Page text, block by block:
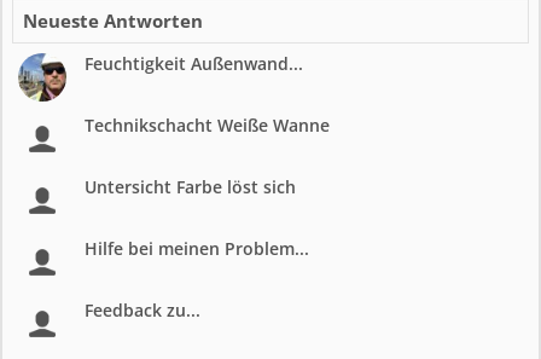
Neueste Antworten
Feuchtigkeit Außenwand...
Technikschacht Weiße Wanne
Untersicht Farbe löst sich
Hilfe bei meinen Problem...
Feedback zu...